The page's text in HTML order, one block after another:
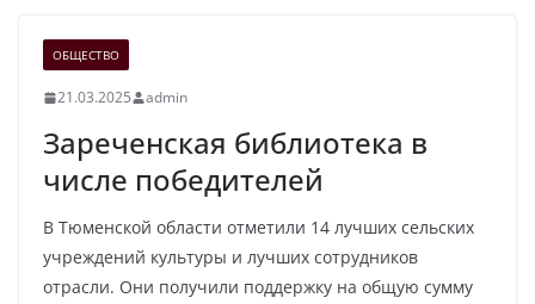
ОБЩЕСТВО
21.03.2025 admin
Зареченская библиотека в
числе победителей
В Тюменской области отметили 14 лучших сельских
учреждений культуры и лучших сотрудников
отрасли. Они получили поддержку на общую сумму